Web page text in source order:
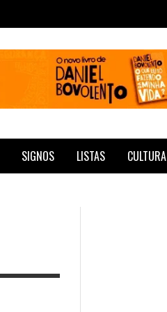
SIGNOS LISTAS CULTURA